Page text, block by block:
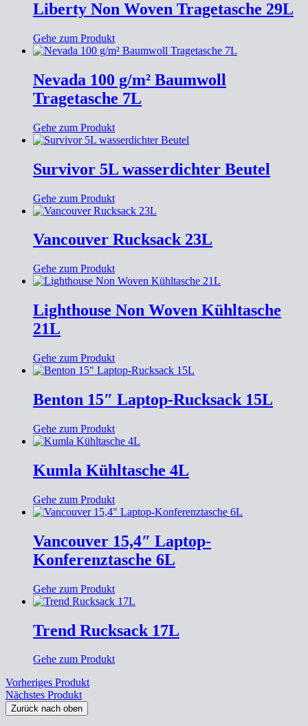
Liberty Non Woven Tragetasche 29L
Gehe zum Produkt
Nevada 100 g/m² Baumwoll
Tragetasche 7L
Gehe zum Produkt
Survivor 5L wasserdichter Beutel
Gehe zum Produkt
Vancouver Rucksack 23L
Gehe zum Produkt
Lighthouse Non Woven Kühltasche
21L
Gehe zum Produkt
Benton 15″ Laptop-Rucksack 15L
Gehe zum Produkt
Kumla Kühltasche 4L
Gehe zum Produkt
Vancouver 15,4″ Laptop-
Konferenztasche 6L
Gehe zum Produkt
Trend Rucksack 17L
Gehe zum Produkt
Vorheriges Produkt
Nächstes Produkt
Zurück nach oben